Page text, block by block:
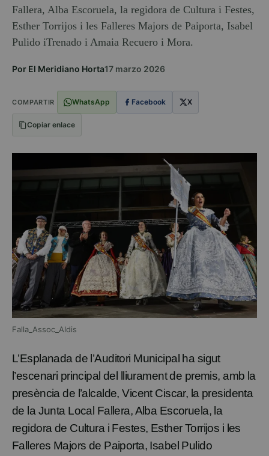
Fallera, Alba Escoruela, la regidora de Cultura i Festes,
Esther Torrijos i les Falleres Majors de Paiporta, Isabel
Pulido iTrenado i Amaia Recuero i Mora.
Por El Meridiano Horta17 marzo 2026
COMPARTIR WhatsApp Facebook X
Copiar enlace
Falla_Assoc_Aldis
L’Esplanada de l’Auditori Municipal ha sigut
l’escenari principal del lliurament de premis, amb la
presència de l’alcalde, Vicent Ciscar, la presidenta
de la Junta Local Fallera, Alba Escoruela, la
regidora de Cultura i Festes, Esther Torrijos i les
Falleres Majors de Paiporta, Isabel Pulido